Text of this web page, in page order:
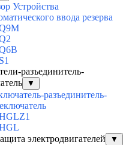
Устройства
ввода резерва
разъединитель-
▼
разъединитель-
электродвигателей
▼